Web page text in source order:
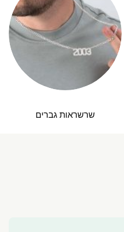
שרשראות גברים